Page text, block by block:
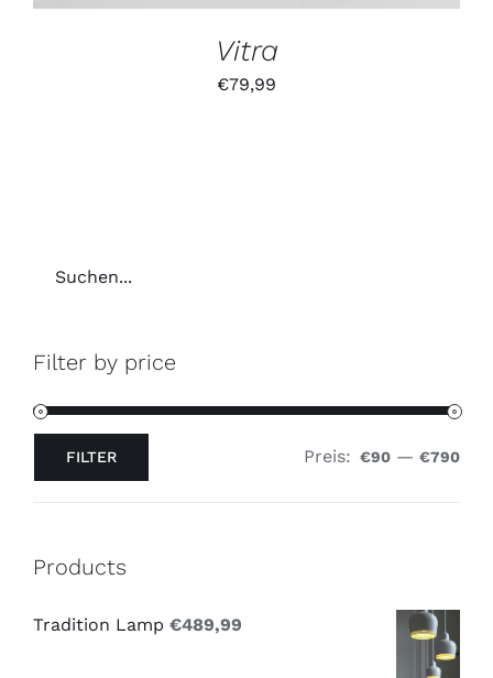
Vitra
€79,99
Filter by price
FILTER Preis: €90 — €790
Products
Tradition Lamp €489,99